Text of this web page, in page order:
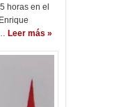
horas en el
Leer más »